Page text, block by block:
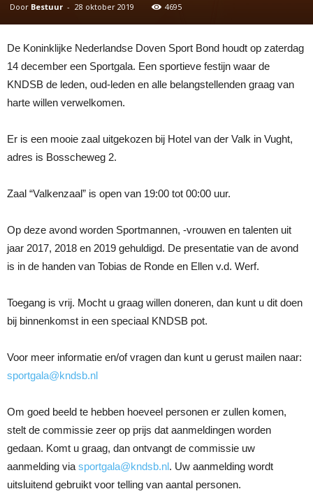
Door Bestuur - 28 oktober 2019 4695
De Koninklijke Nederlandse Doven Sport Bond houdt op zaterdag
14 december een Sportgala. Een sportieve festijn waar de
KNDSB de leden, oud-leden en alle belangstellenden graag van
harte willen verwelkomen.
Er is een mooie zaal uitgekozen bij Hotel van der Valk in Vught,
adres is Bosscheweg 2.
Zaal “Valkenzaal” is open van 19:00 tot 00:00 uur.
Op deze avond worden Sportmannen, -vrouwen en talenten uit
jaar 2017, 2018 en 2019 gehuldigd. De presentatie van de avond
is in de handen van Tobias de Ronde en Ellen v.d. Werf.
Toegang is vrij. Mocht u graag willen doneren, dan kunt u dit doen
bij binnenkomst in een speciaal KNDSB pot.
Voor meer informatie en/of vragen dan kunt u gerust mailen naar:
sportgala@kndsb.nl
Om goed beeld te hebben hoeveel personen er zullen komen,
stelt de commissie zeer op prijs dat aanmeldingen worden
gedaan. Komt u graag, dan ontvangt de commissie uw
aanmelding via sportgala@kndsb.nl. Uw aanmelding wordt
uitsluitend gebruikt voor telling van aantal personen.